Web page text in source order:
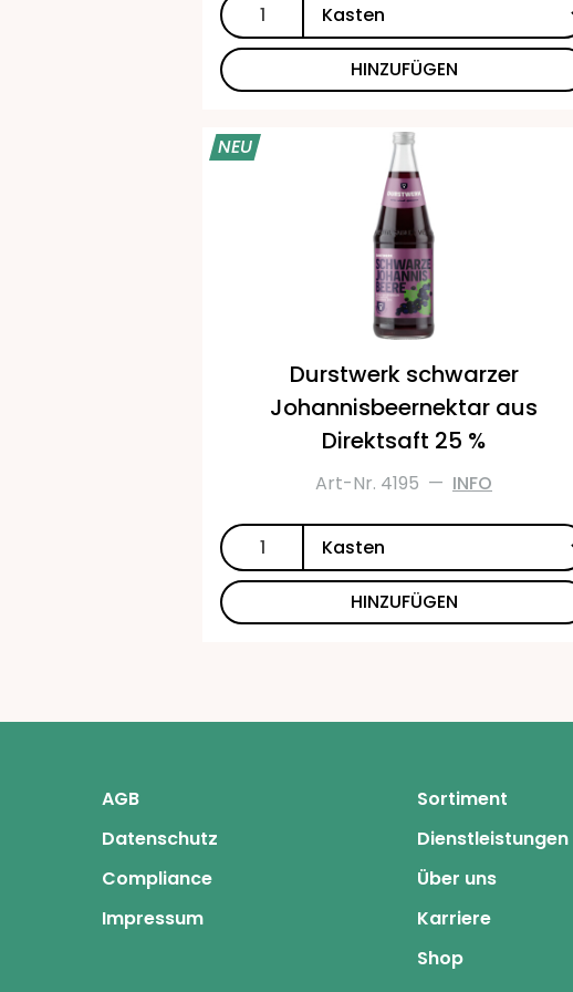
HINZUFÜGEN
NEU
Durstwerk schwarzer
Johannisbeernektar aus
Direktsaft 25 %
Art-Nr. 4195 — INFO
HINZUFÜGEN
AGB
Datenschutz
Compliance
Impressum
Sortiment
Dienstleistungen
Über uns
Karriere
Shop